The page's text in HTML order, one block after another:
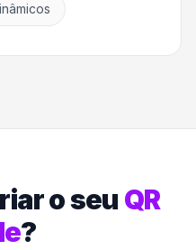
o seu QR
?